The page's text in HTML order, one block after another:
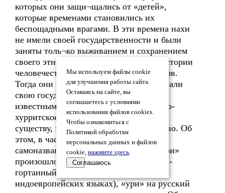
которых они защи¬щались от «детей»,
которые временами становились их
беспощадными врагами. В эти времена нахи
не имели своей государственности и были
заняты толь¬ко выживанием и сохранением
своего этноса. Но бывали периоды в истории
человечества, благопри¬ятные для нахов.
Тогда они выходили на равнину, создавали
свою государственность и становились
известными в мире. Таковым было нахо-
хурритское государство Митанни. По
существу, это было нахс¬кое государство. Об
этом, в частности, свидетельс¬твует и
самоназвание «хурриты». Корень «хурри»
произошло от нахского слова «Iури» (I -
гортанный звук, которого нет в
индоевропейских языках), «ури» на русский
Мы используем файлы cookie
для улучшения работы сайта.
Оставаясь на сайте, вы
соглашаетесь с условиями
использования файлов cookies.
Чтобы ознакомиться с
Политикой обработки
персональных данных и файлов
cookie, нажмите здесь.
Соглашаюсь